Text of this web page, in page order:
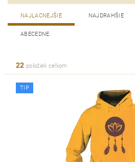
NAJLACNEJŠIE NAJDRAHŠIE
ABECEDNE
22 položiek celkom
TIP